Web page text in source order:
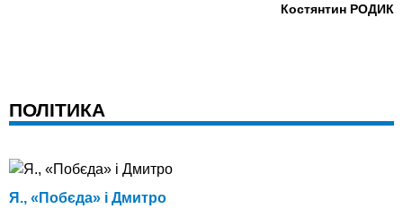
Костянтин РОДИК
ПОЛІТИКА
Я., «Побєда» і Дмитро